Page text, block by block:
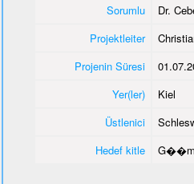
Sorumlu
Dr.
Projektleiter
Projenin Süresi
Yer(ler)
Kiel
Üstlenici
Hedef kitle